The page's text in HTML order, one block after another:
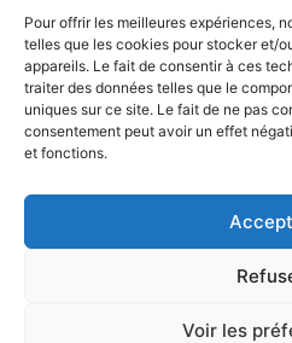
Pour offrir les meilleures expériences,
telles que les cookies pour stocker et/
appareils. Le fait de consentir à ces
traiter des données telles que le
uniques sur ce site. Le fait de ne pas
consentement peut avoir un effet
et fonctions.
Voir les
NOUS
Office de Tourisme
Camargue
247 Bd Gambetta,
04 66 77 22 31